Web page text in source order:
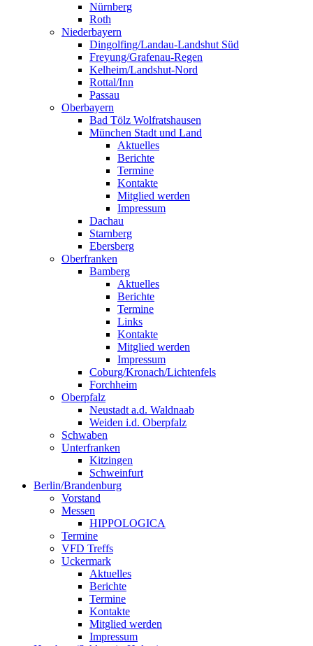
Nürnberg
Roth
Niederbayern
Dingolfing/Landau-Landshut Süd
Freyung/Grafenau-Regen
Kelheim/Landshut-Nord
Rottal/Inn
Passau
Oberbayern
Bad Tölz Wolfratshausen
München Stadt und Land
Aktuelles
Berichte
Termine
Kontakte
Mitglied werden
Impressum
Dachau
Starnberg
Ebersberg
Oberfranken
Bamberg
Aktuelles
Berichte
Termine
Links
Kontakte
Mitglied werden
Impressum
Coburg/Kronach/Lichtenfels
Forchheim
Oberpfalz
Neustadt a.d. Waldnaab
Weiden i.d. Oberpfalz
Schwaben
Unterfranken
Kitzingen
Schweinfurt
Berlin/Brandenburg
Vorstand
Messen
HIPPOLOGICA
Termine
VFD Treffs
Uckermark
Aktuelles
Berichte
Termine
Kontakte
Mitglied werden
Impressum